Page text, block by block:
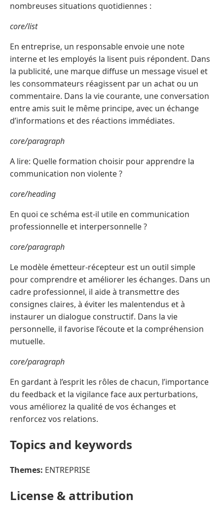
nombreuses situations quotidiennes :
core/list
En entreprise, un responsable envoie une note
interne et les employés la lisent puis répondent. Dans
la publicité, une marque diffuse un message visuel et
les consommateurs réagissent par un achat ou un
commentaire. Dans la vie courante, une conversation
entre amis suit le même principe, avec un échange
d’informations et des réactions immédiates.
core/paragraph
A lire: Quelle formation choisir pour apprendre la
communication non violente ?
core/heading
En quoi ce schéma est-il utile en communication
professionnelle et interpersonnelle ?
core/paragraph
Le modèle émetteur-récepteur est un outil simple
pour comprendre et améliorer les échanges. Dans un
cadre professionnel, il aide à transmettre des
consignes claires, à éviter les malentendus et à
instaurer un dialogue constructif. Dans la vie
personnelle, il favorise l’écoute et la compréhension
mutuelle.
core/paragraph
En gardant à l’esprit les rôles de chacun, l’importance
du feedback et la vigilance face aux perturbations,
vous améliorez la qualité de vos échanges et
renforcez vos relations.
Topics and keywords
Themes: ENTREPRISE
License & attribution